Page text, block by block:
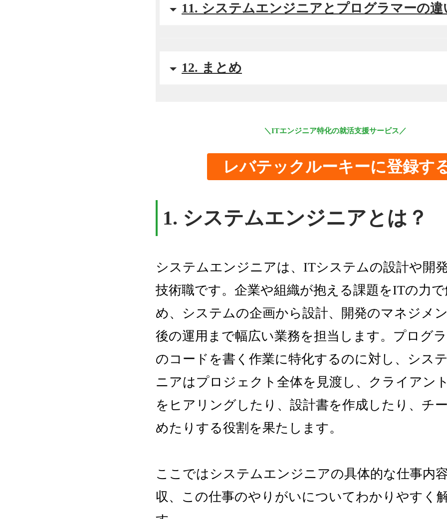
11. システムエンジニアとプログラマーの違
12. まとめ
＼ITエンジニア特化の就活支援サービス／
レバテックルーキーに登録す
1. システムエンジニアとは？
システムエンジニアは、ITシステムの設計や開
技術職です。企業や組織が抱える課題をITの力
め、システムの企画から設計、開発のマネジメ
後の運用まで幅広い業務を担当します。プログ
のコードを書く作業に特化するのに対し、シス
ニアはプロジェクト全体を見渡し、クライアン
をヒアリングしたり、設計書を作成したり、チ
めたりする役割を果たします。
ここではシステムエンジニアの具体的な仕事内
収、この仕事のやりがいについてわかりやすく